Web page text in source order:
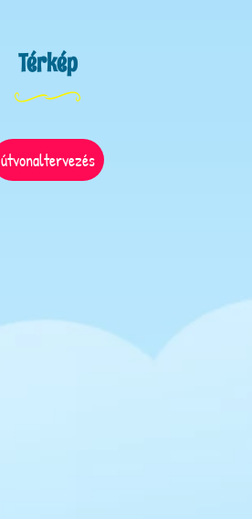
Térkép
útvonaltervezés